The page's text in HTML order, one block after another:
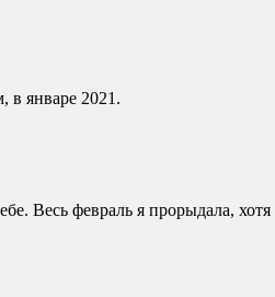
в январе 2021.
Весь февраль я прорыдала,